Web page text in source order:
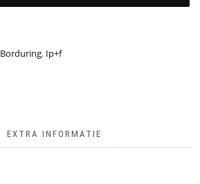
Borduring, Ip+f
EXTRA INFORMATIE